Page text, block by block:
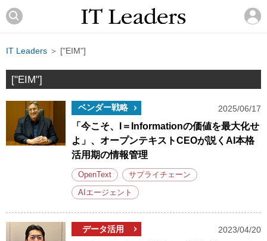
IT Leaders ＞ ["EIM"]
["EIM"]
ベンダー戦略 2025/06/17
「今こそ、I＝Informationの価値を最大化せ
よ」、オープンテキストCEOが説くAI本格
活用期の情報管理
OpenText サプライチェーン
AIエージェント
データ活用 2023/04/20